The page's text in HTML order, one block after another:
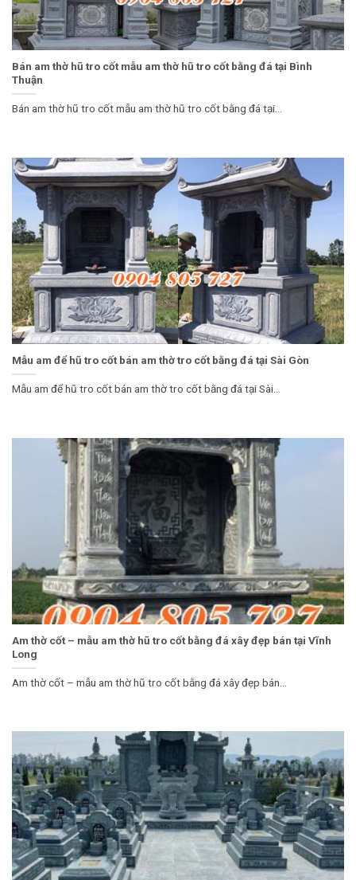
Bán am thờ hũ tro cốt mẫu am thờ hũ tro cốt bằng đá tại Bình
Thuận
Bán am thờ hũ tro cốt mẫu am thờ hũ tro cốt bằng đá tại...
Mẫu am để hũ tro cốt bán am thờ tro cốt bằng đá tại Sài Gòn
Mẫu am để hũ tro cốt bán am thờ tro cốt bằng đá tại Sài...
Am thờ cốt – mẫu am thờ hũ tro cốt bằng đá xây đẹp bán tại Vĩnh
Long
Am thờ cốt – mẫu am thờ hũ tro cốt bằng đá xây đẹp bán...